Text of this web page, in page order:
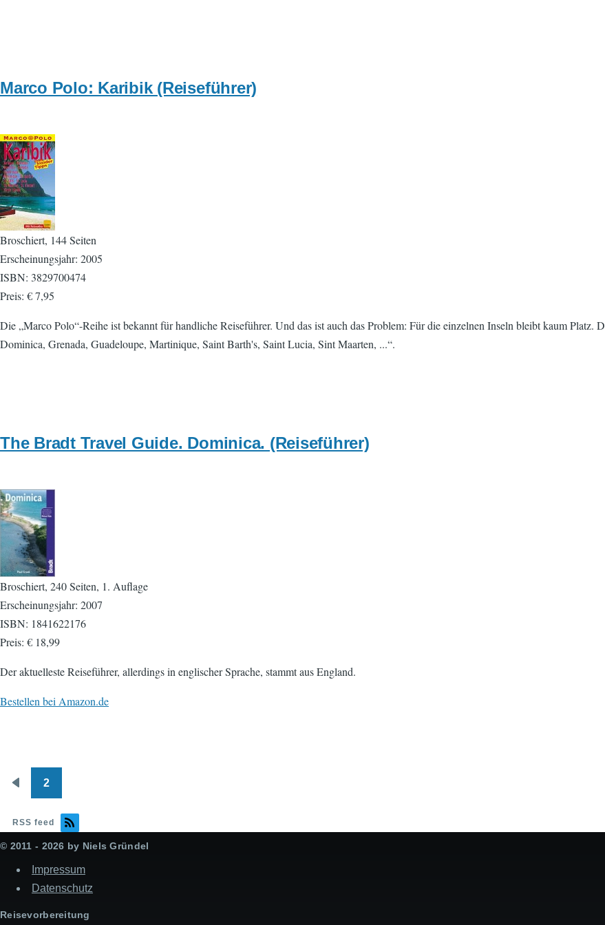
Marco Polo: Karibik (Reiseführer)
Broschiert, 144 Seiten
Erscheinungsjahr: 2005
ISBN: 3829700474
Preis: € 7,95
Die „Marco Polo“-Reihe ist bekannt für handliche Reiseführer. Und das ist auch das Problem: Für die einzelnen Inseln bleibt kaum
Dominica, Grenada, Guadeloupe, Martinique, Saint Barth's, Saint Lucia, Sint Maarten, ...“.
The Bradt Travel Guide. Dominica. (Reiseführer)
Broschiert, 240 Seiten, 1. Auflage
Erscheinungsjahr: 2007
ISBN: 1841622176
Preis: € 18,99
Der aktuelleste Reiseführer, allerdings in englischer Sprache, stammt aus England.
Bestellen bei Amazon.de
Seitennummerierung
2
RSS feed
© 2011 - 2026 by Niels Gründel
Impressum
Datenschutz
Reisevorbereitung